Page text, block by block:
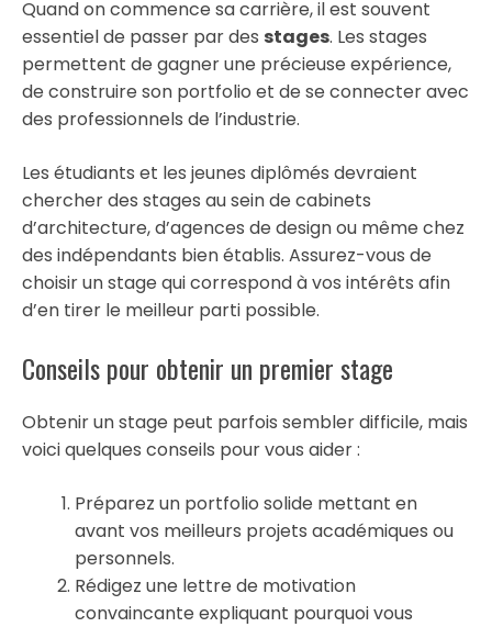
Quand on commence sa carrière, il est souvent
essentiel de passer par des stages. Les stages
permettent de gagner une précieuse expérience,
de construire son portfolio et de se connecter avec
des professionnels de l’industrie.
Les étudiants et les jeunes diplômés devraient
chercher des stages au sein de cabinets
d’architecture, d’agences de design ou même chez
des indépendants bien établis. Assurez-vous de
choisir un stage qui correspond à vos intérêts afin
d’en tirer le meilleur parti possible.
Conseils pour obtenir un premier stage
Obtenir un stage peut parfois sembler difficile, mais
voici quelques conseils pour vous aider :
Préparez un portfolio solide mettant en
avant vos meilleurs projets académiques ou
personnels.
Rédigez une lettre de motivation
convaincante expliquant pourquoi vous